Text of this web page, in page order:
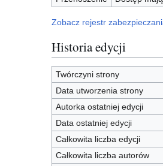
Zobacz rejestr
Historia edycji
Twórczyni strony
Data utworzenia strony
Autorka ostatniej edycji
Data ostatniej edycji
Całkowita liczba edycji
Całkowita liczba autorów